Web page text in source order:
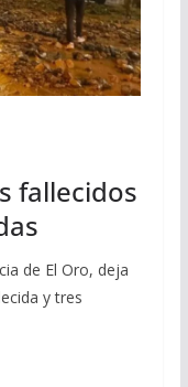
fallecidos
de El Oro, deja
y tres